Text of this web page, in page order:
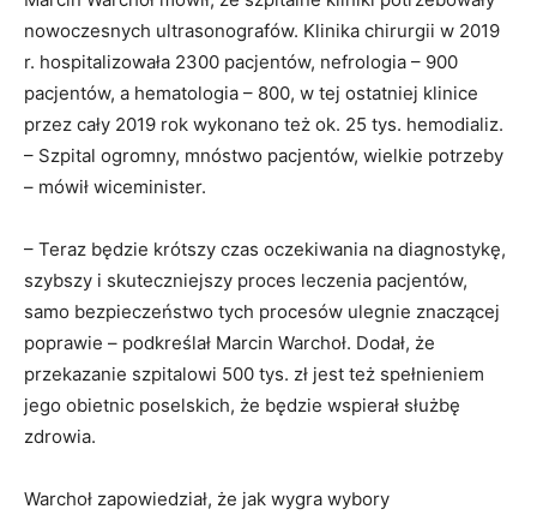
nowoczesnych ultrasonografów. Klinika chirurgii w 2019
r. hospitalizowała 2300 pacjentów, nefrologia – 900
pacjentów, a hematologia – 800, w tej ostatniej klinice
przez cały 2019 rok wykonano też ok. 25 tys. hemodializ.
– Szpital ogromny, mnóstwo pacjentów, wielkie potrzeby
– mówił wiceminister.
– Teraz będzie krótszy czas oczekiwania na diagnostykę,
szybszy i skuteczniejszy proces leczenia pacjentów,
samo bezpieczeństwo tych procesów ulegnie znaczącej
poprawie – podkreślał Marcin Warchoł. Dodał, że
przekazanie szpitalowi 500 tys. zł jest też spełnieniem
jego obietnic poselskich, że będzie wspierał służbę
zdrowia.
Warchoł zapowiedział, że jak wygra wybory